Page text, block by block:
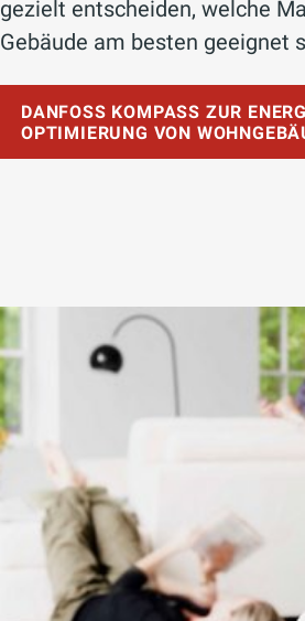
gezielt entscheiden, welche
Gebäude am besten geeignet
DANFOSS KOMPASS ZUR
OPTIMIERUNG VON